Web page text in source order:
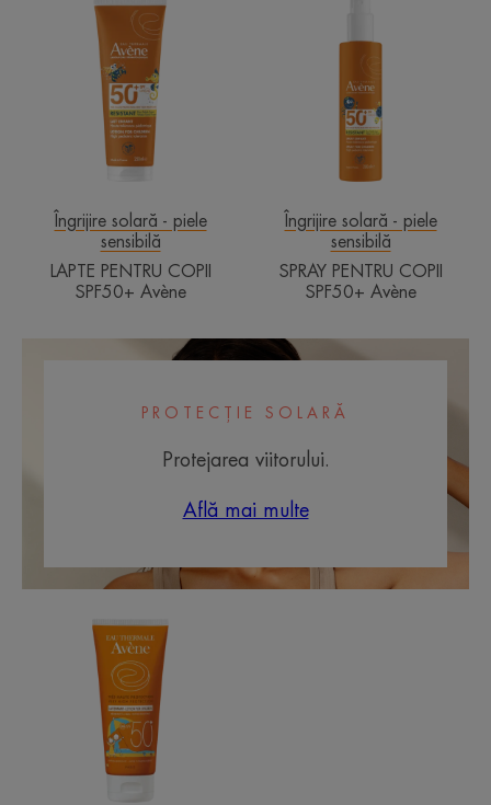
PENTRU
COPII
SPF50+
Avène
Îngrijire solară - piele
sensibilă
LAPTE PENTRU COPII
SPF50+ Avène
COPII
Avène
Îngrijire solară - piele
sensibilă
SPRAY PENTRU COPII
SPF50+ Avène
PROTECȚIE SOLARĂ
Protejarea viitorului.
Află mai multe
SPF
50+
pentru
copii